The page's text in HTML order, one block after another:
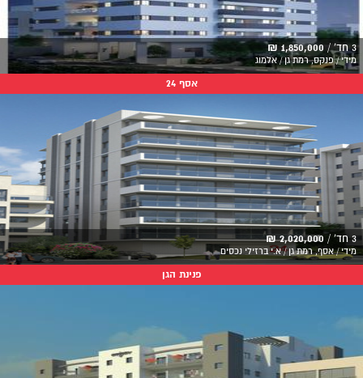
3 חד' / 1,850,000 ₪
מידי / פנקס, רמת גן / אלמוג
אסף 24
3 חד' / 2,020,000 ₪
מידי / אסף, רמת גן / א.י ברזילי נכסים
פנינת הגן